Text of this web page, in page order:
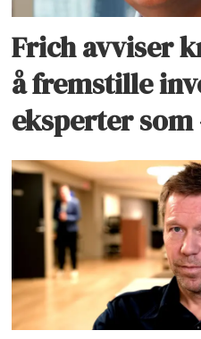
Frich avviser
å fremstille
eksperter